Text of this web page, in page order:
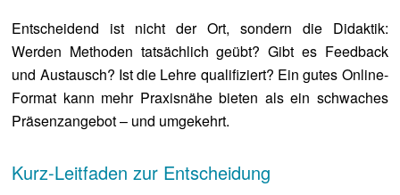
Entscheidend ist nicht der Ort, sondern die Didaktik:
Werden Methoden tatsächlich geübt? Gibt es Feedback
und Austausch? Ist die Lehre qualifiziert? Ein gutes Online-
Format kann mehr Praxisnähe bieten als ein schwaches
Präsenzangebot – und umgekehrt.
Kurz-Leitfaden zur Entscheidung